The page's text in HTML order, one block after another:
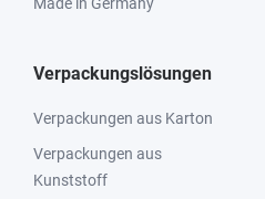
Verpackungslösungen
Verpackungen aus Karton
Verpackungen aus
Kunststoff